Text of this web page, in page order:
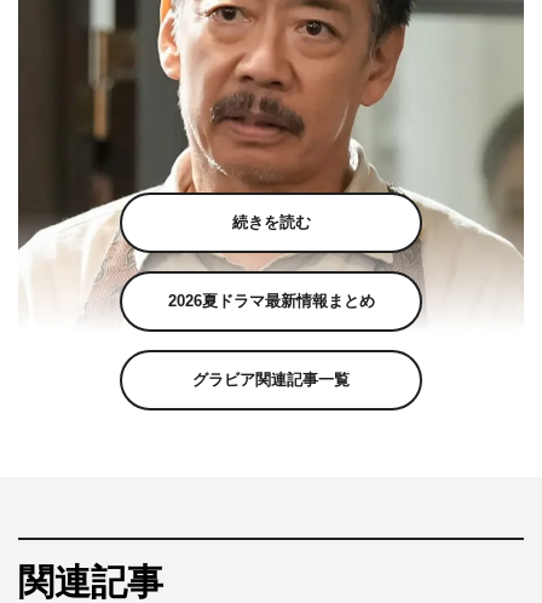
みのすけの出演が発表され、コメントが到着した。
続きを読む
2026夏ドラマ最新情報まとめ
グラビア関連記事一覧
関連記事